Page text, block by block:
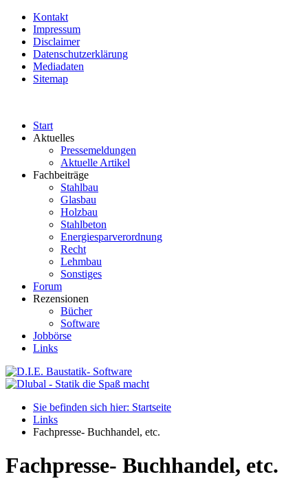
Kontakt
Impressum
Disclaimer
Datenschutzerklärung
Mediadaten
Sitemap
Start
Aktuelles
Pressemeldungen
Aktuelle Artikel
Fachbeiträge
Stahlbau
Glasbau
Holzbau
Stahlbeton
Energiesparverordnung
Recht
Lehmbau
Sonstiges
Forum
Rezensionen
Bücher
Software
Jobbörse
Links
Sie befinden sich hier: Startseite
Links
Fachpresse- Buchhandel, etc.
Fachpresse- Buchhandel, etc.